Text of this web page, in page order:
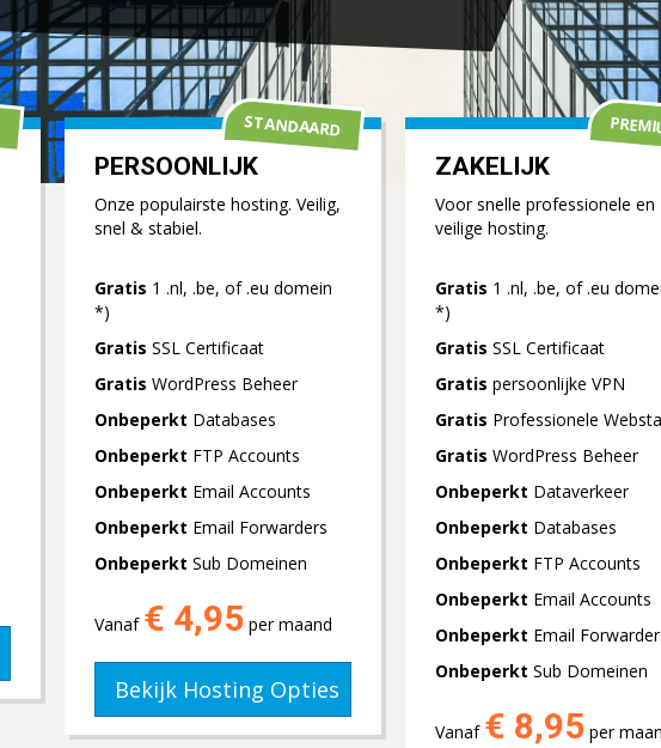
PERSOONLIJK
Onze populairste hosting. Veilig,
snel & stabiel.
Gratis 1 .nl, .be, of .eu domein
*)
Gratis SSL Certificaat
Gratis WordPress Beheer
Onbeperkt Databases
Onbeperkt FTP Accounts
Onbeperkt Email Accounts
Onbeperkt Email Forwarders
Onbeperkt Sub Domeinen
Vanaf € 4,95 per maand
Bekijk Hosting Opties
STANDAARD
ZAKELIJK
Voor snelle professionele en
veilige hosting.
Gratis 1 .nl, .be, of .eu
*)
Gratis SSL Certificaat
Gratis persoonlijke VPN
Gratis Professionele
Gratis WordPress Beheer
Onbeperkt Dataverkeer
Onbeperkt Databases
Onbeperkt FTP Accounts
Onbeperkt Email Accounts
Onbeperkt Email
Onbeperkt Sub Domeinen
Vanaf € 8,95 per